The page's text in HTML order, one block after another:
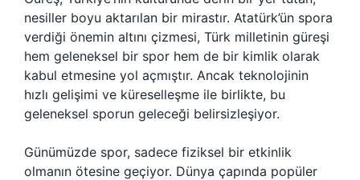
nesiller boyu aktarılan bir mirastır. Atatürk’ün spora
verdiği önemin altını çizmesi, Türk milletinin güreşi
hem geleneksel bir spor hem de bir kimlik olarak
kabul etmesine yol açmıştır. Ancak teknolojinin
hızlı gelişimi ve küreselleşme ile birlikte, bu
geleneksel sporun geleceği belirsizleşiyor.
Günümüzde spor, sadece fiziksel bir etkinlik
olmanın ötesine geçiyor. Dünya çapında popüler